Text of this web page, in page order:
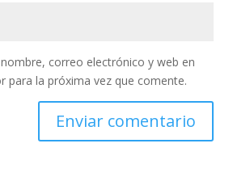
correo electrónico y web en
para la próxima vez que comente.